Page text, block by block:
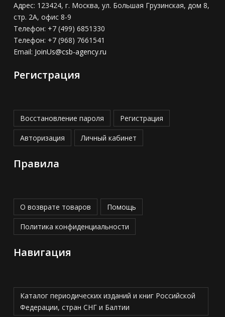
Адрес: 123424, г. Москва, ул. Большая Грузинская, дом 8,
стр. 2А, офис 8-9
Телефон: +7 (499) 6851330
Телефон: +7 (968) 7661541
Email: JoinUs@csb-agency.ru
Регистрация
Восстановление пароля Регистрация
Авторизация Личный кабинет
Правила
О возврате товаров Помощь
Политика конфиденциальности
Навигация
Каталог периодических изданий и книг Российской
Федерации, стран СНГ и Балтии